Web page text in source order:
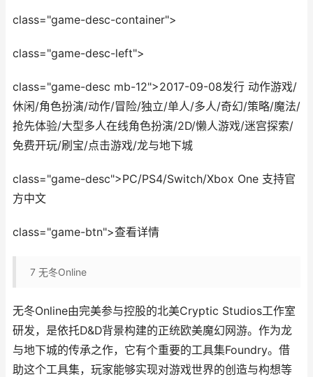
class="game-desc-container">
class="game-desc-left">
class="game-desc mb-12">2017-09-08发行 动作游戏/
休闲/角色扮演/动作/冒险/独立/单人/多人/奇幻/策略/魔法/
抢先体验/大型多人在线角色扮演/2D/懒人游戏/迷宫探索/
免费开玩/刷宝/点击游戏/龙与地下城
class="game-desc">PC/PS4/Switch/Xbox One 支持官
方中文
class="game-btn">查看详情
7 无冬Online
无冬Online由完美参与控股的北美Cryptic Studios工作室
研发，是依托D&D背景构建的正统欧美魔幻网游。作为龙
与地下城的传承之作，它有个重要的工具集Foundry。借
助这个工具集，玩家能够实现对游戏世界的创造与构想等